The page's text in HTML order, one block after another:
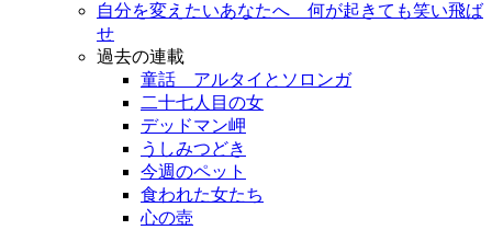
自分を変えたいあなたへ 何が起きても笑い飛ば
せ
過去の連載
童話 アルタイとソロンガ
二十七人目の女
デッドマン岬
うしみつどき
今週のペット
食われた女たち
心の壺